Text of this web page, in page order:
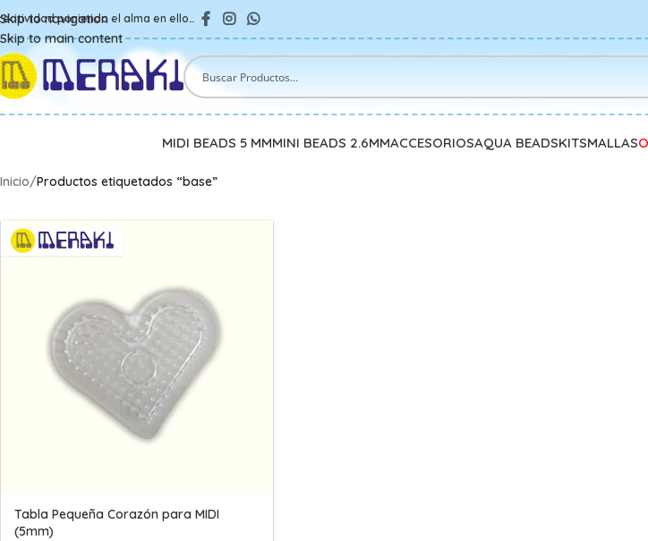
Skip to navigation
Skip to main content
poniendo el alma en ello…
MIDI BEADS 5 MMMINI BEADS 2.6MMACCESORIOSAQUA BEADSKITSMALLAS
Inicio/Productos etiquetados “base”
Tabla Pequeña Corazón para MIDI
(5mm)